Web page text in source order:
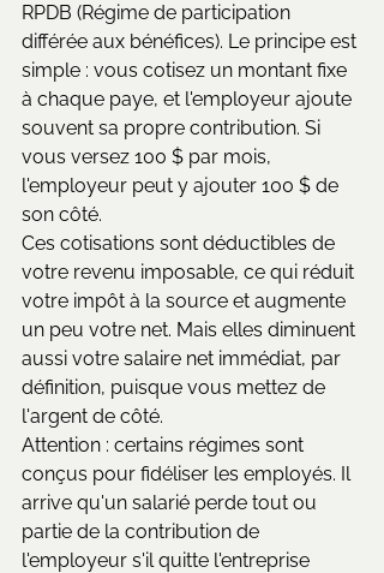
RPDB (Régime de participation
différée aux bénéfices). Le principe est
simple : vous cotisez un montant fixe
à chaque paye, et l'employeur ajoute
souvent sa propre contribution. Si
vous versez 100 $ par mois,
l'employeur peut y ajouter 100 $ de
son côté.
Ces cotisations sont déductibles de
votre revenu imposable, ce qui réduit
votre impôt à la source et augmente
un peu votre net. Mais elles diminuent
aussi votre salaire net immédiat, par
définition, puisque vous mettez de
l'argent de côté.
Attention : certains régimes sont
conçus pour fidéliser les employés. Il
arrive qu'un salarié perde tout ou
partie de la contribution de
l'employeur s'il quitte l'entreprise